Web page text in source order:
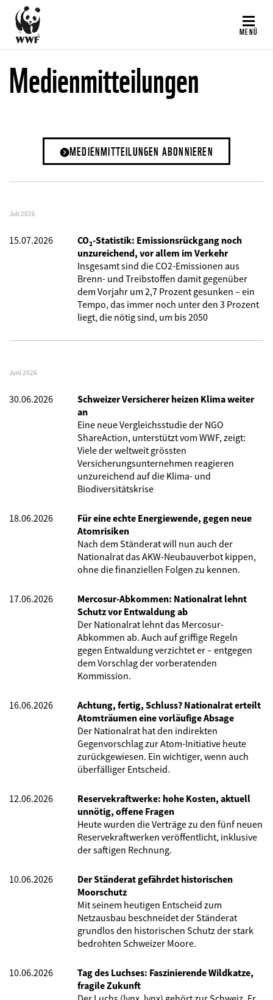
Direkt
zum
Inhalt
MENÜ
Medienmitteilungen
MEDIENMITTEILUNGEN ABONNIEREN
Juli 2026
15.07.2026
CO₂-Statistik: Emissionsrückgang noch
unzureichend, vor allem im Verkehr
Insgesamt sind die CO2-Emissionen aus
Brenn- und Treibstoffen damit gegenüber
dem Vorjahr um 2,7 Prozent gesunken – ein
Tempo, das immer noch unter den 3 Prozent
liegt, die nötig sind, um bis 2050
Juni 2026
30.06.2026
Schweizer Versicherer heizen Klima weiter
an
Eine neue Vergleichsstudie der NGO
ShareAction, unterstützt vom WWF, zeigt:
Viele der weltweit grössten
Versicherungsunternehmen reagieren
unzureichend auf die Klima- und
Biodiversitätskrise
18.06.2026
Für eine echte Energiewende, gegen neue
Atomrisiken
Nach dem Ständerat will nun auch der
Nationalrat das AKW-Neubauverbot kippen,
ohne die finanziellen Folgen zu kennen.
17.06.2026
Mercosur-Abkommen: Nationalrat lehnt
Schutz vor Entwaldung ab
Der Nationalrat lehnt das Mercosur-
Abkommen ab. Auch auf griffige Regeln
gegen Entwaldung verzichtet er – entgegen
dem Vorschlag der vorberatenden
Kommission.
16.06.2026
Achtung, fertig, Schluss? Nationalrat erteilt
Atomträumen eine vorläufige Absage
Der Nationalrat hat den indirekten
Gegenvorschlag zur Atom-Initiative heute
zurückgewiesen. Ein wichtiger, wenn auch
überfälliger Entscheid.
12.06.2026
Reservekraftwerke: hohe Kosten, aktuell
unnötig, offene Fragen
Heute wurden die Verträge zu den fünf neuen
Reservekraftwerken veröffentlicht, inklusive
der saftigen Rechnung.
10.06.2026
Der Ständerat gefährdet historischen
Moorschutz
Mit seinem heutigen Entscheid zum
Netzausbau beschneidet der Ständerat
grundlos den historischen Schutz der stark
bedrohten Schweizer Moore.
10.06.2026
Tag des Luchses: Faszinierende Wildkatze,
fragile Zukunft